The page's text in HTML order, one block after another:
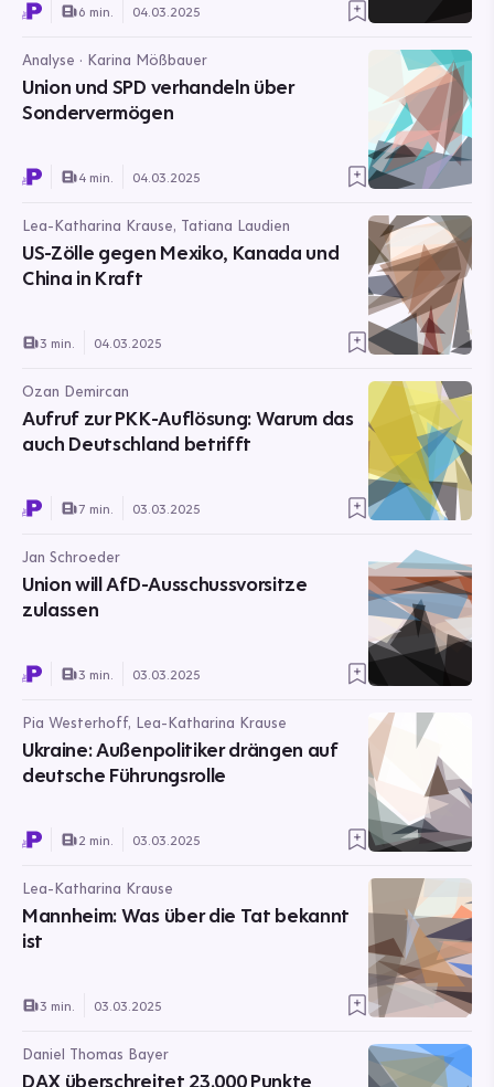
6 min. 04.03.2025
Analyse · Karina Mößbauer
Union und SPD verhandeln über
Sondervermögen
4 min. 04.03.2025
Lea-Katharina Krause, Tatiana Laudien
US-Zölle gegen Mexiko, Kanada und
China in Kraft
3 min. 04.03.2025
Ozan Demircan
Aufruf zur PKK-Auflösung: Warum das
auch Deutschland betrifft
7 min. 03.03.2025
Jan Schroeder
Union will AfD-Ausschussvorsitze
zulassen
3 min. 03.03.2025
Pia Westerhoff, Lea-Katharina Krause
Ukraine: Außenpolitiker drängen auf
deutsche Führungsrolle
2 min. 03.03.2025
Lea-Katharina Krause
Mannheim: Was über die Tat bekannt
ist
3 min. 03.03.2025
Daniel Thomas Bayer
DAX überschreitet 23.000 Punkte